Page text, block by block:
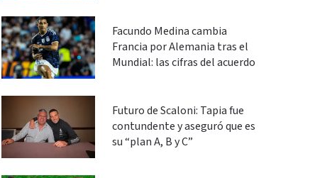
Facundo Medina cambia
Francia por Alemania tras el
Mundial: las cifras del acuerdo
Futuro de Scaloni: Tapia fue
contundente y aseguró que es
su “plan A, B y C”